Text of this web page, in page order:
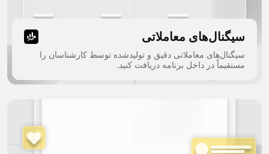
سیگنال‌های معاملاتی
سیگنال‌های معاملاتی دقیق و تولیدشده توسط کارشناسان را
مستقیماً در داخل برنامه دریافت کنید.